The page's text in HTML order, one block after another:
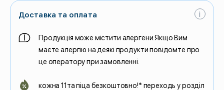
i
Доставка та оплата
Продукція може містити алергени.Якщо Вим
маєте алергію на деякі продукти повідомте про
це оператору при замовленні.
кожна 11та піца безкоштовно!* переходь у розділ